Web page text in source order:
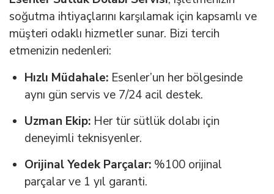
soğutma ihtiyaçlarını karşılamak için kapsamlı ve
müşteri odaklı hizmetler sunar. Bizi tercih
etmenizin nedenleri:
Hızlı Müdahale: Esenler’un her bölgesinde
aynı gün servis ve 7/24 acil destek.
Uzman Ekip: Her tür sütlük dolabı için
deneyimli teknisyenler.
Orijinal Yedek Parçalar: %100 orijinal
parçalar ve 1 yıl garanti.